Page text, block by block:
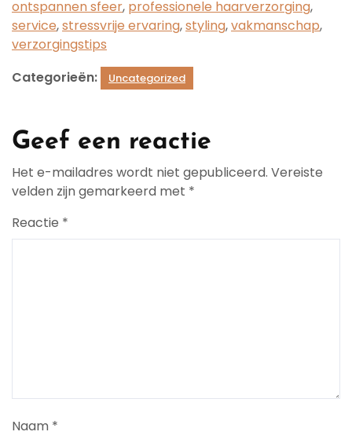
ontspannen sfeer, professionele haarverzorging,
service,stressvrije ervaring,styling,vakmanschap,
verzorgingstips
Categorieën:
Uncategorized
Geef een reactie
Het e-mailadres wordt niet gepubliceerd. Vereiste
velden zijn gemarkeerd met *
Reactie *
Naam *